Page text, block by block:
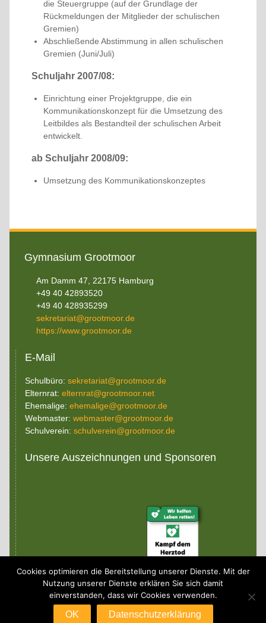
die Steuergruppe (auf der Grundlage der
Rückmeldungen der Mitglieder der schulischen
Gremien)
Abschließende Abstimmung in allen schulischen
Gremien (Juni/Juli)
Schuljahr 2007/08:
Einrichtung einer Projektgruppe, die ein
Kommunikationskonzept für die Umsetzung des
Leitbildes als Bestandteil der schulischen Arbeit
entwickelt.
ab Schuljahr 2008/09:
Umsetzung des Kommunikationskonzeptes
Gymnasium Grootmoor
Am Damm 47, 22175 Hamburg
+49 40 42893520
+49 40 428935299
sekretariat@grootmoor.de
https://www.grootmoor.de
E-Mail
Schulbüro: sekretariat@grootmoor.de
Elternrat: elternrat@grootmoor.net
Ehemalige: ehemalige@grootmoor.de
Webmaster: webmaster@grootmoor.de
Schulverein: schulverein@grootmoor.de
Unsere Auszeichnungen und Sponsoren
(c) 2026 Gymnasium Grootmoor
Cookies optimieren die Bereitstellung unserer Dienste. Mit der
Nutzung unserer Dienste erklären Sie sich damit
einverstanden, dass wir Cookies verwenden.
OK Datenschutzerklärung